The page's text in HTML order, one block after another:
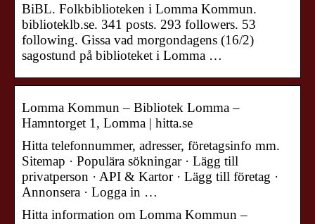
BiBL. Folkbiblioteken i Lomma Kommun.
biblioteklb.se. 341 posts. 293 followers. 53
following. Gissa vad morgondagens (16/2)
sagostund på biblioteket i Lomma …
Lomma Kommun – Bibliotek Lomma –
Hamntorget 1, Lomma | hitta.se
Hitta telefonnummer, adresser, företagsinfo mm.
Sitemap · Populära sökningar · Lägg till
privatperson · API & Kartor · Lägg till företag ·
Annonsera · Logga in …
Hitta information om Lomma Kommun –